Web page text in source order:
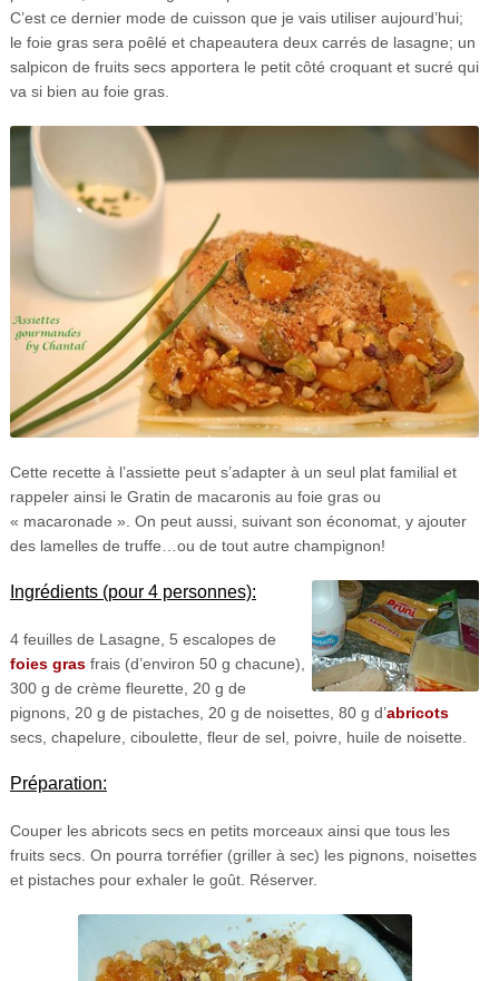
C’est ce dernier mode de cuisson que je vais utiliser aujourd’hui;
le foie gras sera poêlé et chapeautera deux carrés de lasagne; un
salpicon de fruits secs apportera le petit côté croquant et sucré qui
va si bien au foie gras.
Cette recette à l’assiette peut s’adapter à un seul plat familial et
rappeler ainsi le Gratin de macaronis au foie gras ou
« macaronade ». On peut aussi, suivant son économat, y ajouter
des lamelles de truffe…ou de tout autre champignon!
Ingrédients (pour 4 personnes):
4 feuilles de Lasagne, 5 escalopes de
foies grasfrais (d’environ 50 g chacune),
300 g de crème fleurette, 20 g de
pignons, 20 g de pistaches, 20 g de noisettes, 80 g d’abricots
secs, chapelure, ciboulette, fleur de sel, poivre, huile de noisette.
Préparation:
Couper les abricots secs en petits morceaux ainsi que tous les
fruits secs. On pourra torréfier (griller à sec) les pignons, noisettes
et pistaches pour exhaler le goût. Réserver.